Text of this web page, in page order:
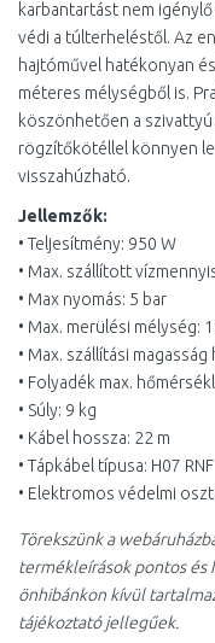
karbantartást nem
védi a túlterheléstől. Az
hajtóművel hatékonyan
méteres mélységből is.
köszönhetően a
rögzítőkötéllel könnyen
visszahúzható.
Jellemzők:
• Teljesítmény: 950 W
• Max. szállított
• Max nyomás: 5 bar
• Max. merülési mélység:
• Max. szállítási magasság
• Folyadék max.
• Súly: 9 kg
• Kábel hossza: 22 m
• Tápkábel típusa: H07 RNF
• Elektromos védelmi
Törekszünk a
termékleírások pontos és
önhibánkon kívül
tájékoztató jellegűek.